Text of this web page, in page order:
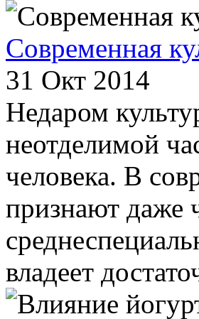
Современная
31 Окт 2014
Недаром
неотделимой
человека. В
признают даже
владеет